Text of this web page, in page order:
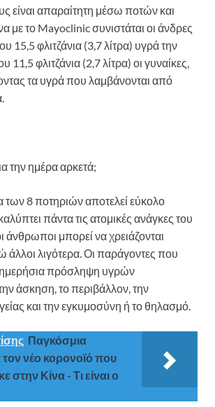
είναι απαραίτητη μέσω ποτών και
το Mayoclinic συνιστάται οι άνδρες
15,5 φλιτζάνια (3,7 λίτρα) υγρά την
11,5 φλιτζάνια (2,7 λίτρα) οι γυναίκες,
τα υγρά που λαμβάνονται από
την ημέρα αρκετά;
8 ποτηριών αποτελεί εύκολο
πάντα τις ατομικές ανάγκες του
άνθρωποι μπορεί να χρειάζονται
άλλοι λιγότερα. Οι παράγοντες που
πρόσληψη υγρών
άσκηση, το περιβάλλον, την
και την εγκυμοσύνη ή το θηλασμό.
Παγκόσμια
τον νέο κορονοϊό που
στην Κίνα - Τι είναι ο